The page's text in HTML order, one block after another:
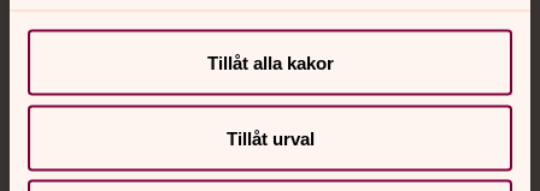
Tillåt alla kakor
Tillåt urval
med en präst på kvällar och nätter.
Digitalt brev